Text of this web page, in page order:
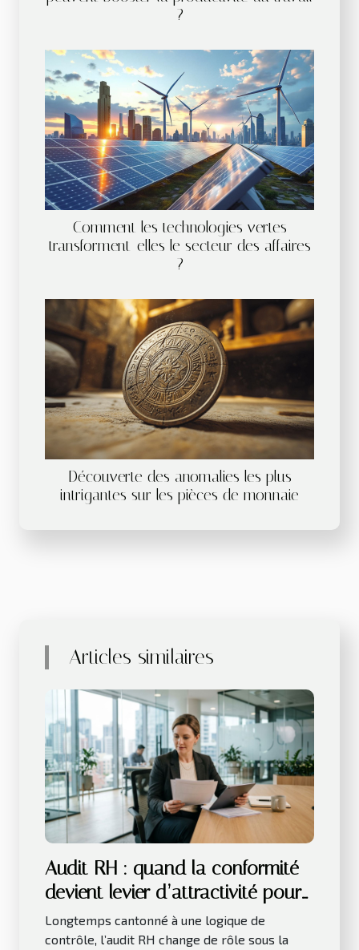
?
Comment les technologies vertes
transforment-elles le secteur des affaires
?
Découverte des anomalies les plus
intrigantes sur les pièces de monnaie
Articles similaires
Audit RH : quand la conformité
devient levier d’attractivité pour
les talents
Longtemps cantonné à une logique de
contrôle, l’audit RH change de rôle sous la